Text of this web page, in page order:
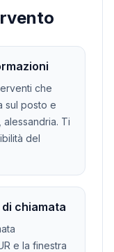
che
sul posto e
Ti
del
chiamata
e la finestra